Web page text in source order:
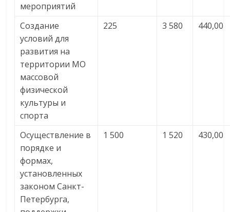
мероприятий
Создание
условий для
развития на
территории МО
массовой
физической
культуры и
спорта
225 3 580 440,00
Осуществление в
порядке и
формах,
установленных
законом Санкт-
Петербурга,
1 500 1 520 430,00